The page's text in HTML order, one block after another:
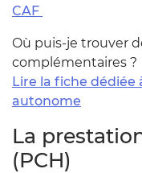
CAF
Où puis-je trouver
complémentaires ?
Lire la fiche dédiée
autonome
La
(PCH)